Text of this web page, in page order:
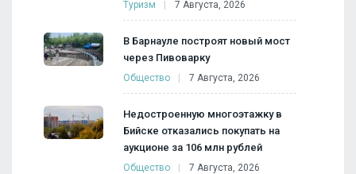
Туризм 7 Августа, 2026
В Барнауле построят новый мост
через Пивоварку
Общество 7 Августа, 2026
Недостроенную многоэтажку в
Бийске отказались покупать на
аукционе за 106 млн рублей
Общество 7 Августа, 2026